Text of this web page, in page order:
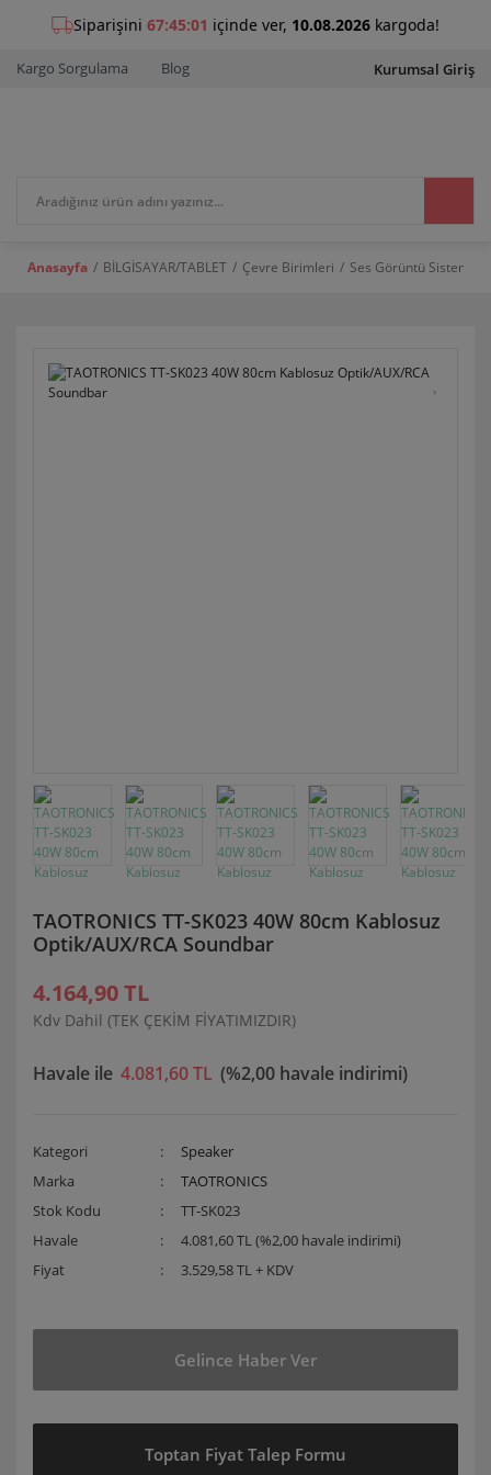
Kargo Sorgulama Blog Kurumsal Giriş
Anasayfa BİLGİSAYAR/TABLET Çevre Birimleri Ses Görüntü Sistemleri
TAOTRONICS TT-SK023 40W 80cm Kablosuz
Optik/AUX/RCA Soundbar
4.164,90 TL
Kdv Dahil (TEK ÇEKİM FİYATIMIZDIR)
Havale ile 4.081,60 TL (%2,00 havale indirimi)
Kategori
Speaker
Marka
TAOTRONICS
Stok Kodu
TT-SK023
Havale
4.081,60 TL (%2,00 havale indirimi)
Fiyat
3.529,58 TL + KDV
Gelince Haber Ver
Toptan Fiyat Talep Formu